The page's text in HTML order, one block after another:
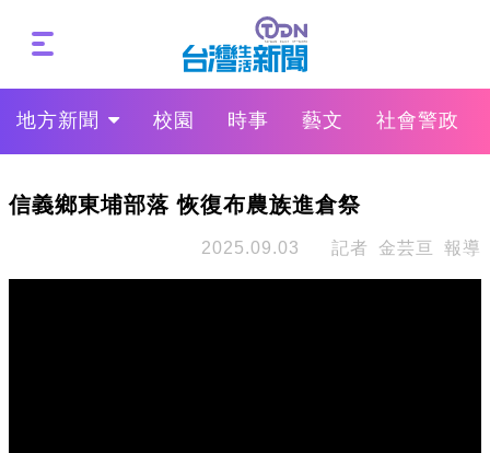
地方新聞 校園 時事 藝文 社會警政
信義鄉東埔部落 恢復布農族進倉祭
2025.09.03 記者 金芸亘 報導